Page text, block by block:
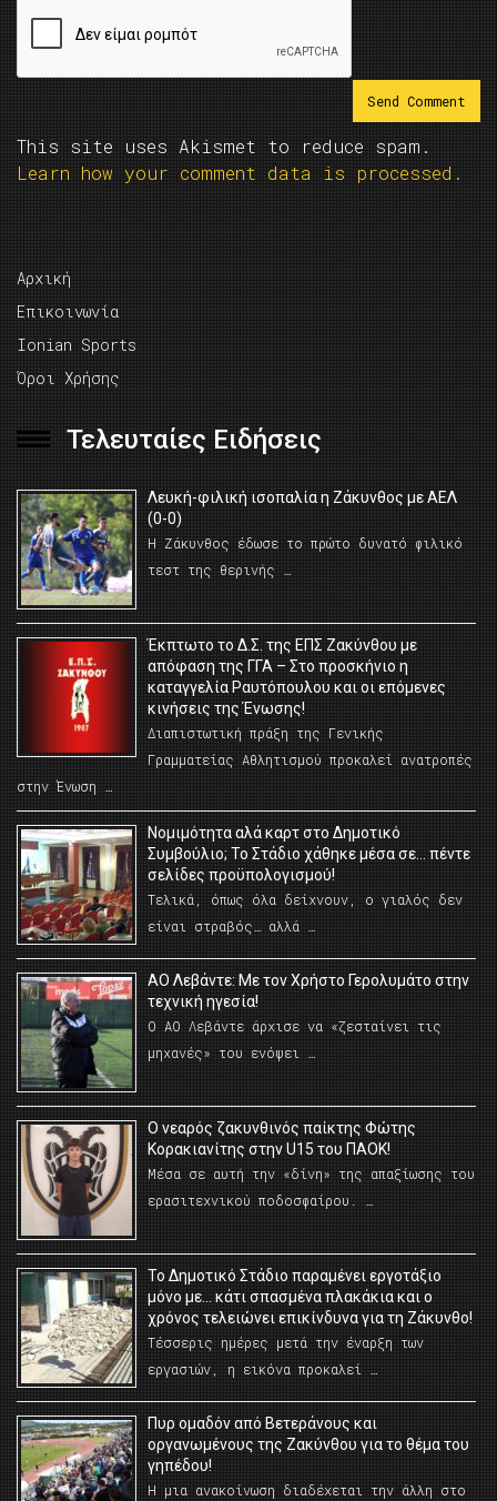
This site uses Akismet to reduce spam.
Learn how your comment data is processed.
Αρχική
Επικοινωνία
Ionian Sports
Όροι Χρήσης
Τελευταίες Ειδήσεις
Λευκή-φιλική ισοπαλία η Ζάκυνθος με ΑΕΛ
(0-0)
Η Ζάκυνθος έδωσε το πρώτο δυνατό φιλικό
τεστ της θερινής …
Έκπτωτο το Δ.Σ. της ΕΠΣ Ζακύνθου με
απόφαση της ΓΓΑ – Στο προσκήνιο η
καταγγελία Ραυτόπουλου και οι επόμενες
κινήσεις της Ένωσης!
Διαπιστωτική πράξη της Γενικής
Γραμματείας Αθλητισμού προκαλεί ανατροπές
στην Ένωση …
Νομιμότητα αλά καρτ στο Δημοτικό
Συμβούλιο; Το Στάδιο χάθηκε μέσα σε… πέντε
σελίδες προϋπολογισμού!
Τελικά, όπως όλα δείχνουν, ο γιαλός δεν
είναι στραβός… αλλά …
ΑΟ Λεβάντε: Με τον Χρήστο Γερολυμάτο στην
τεχνική ηγεσία!
Ο ΑΟ Λεβάντε άρχισε να «ζεσταίνει τις
μηχανές» του ενόψει …
O νεαρός ζακυνθινός παίκτης Φώτης
Κορακιανίτης στην U15 του ΠΑΟΚ!
Μέσα σε αυτή την «δίνη» της απαξίωσης του
ερασιτεχνικού ποδοσφαίρου. …
Το Δημοτικό Στάδιο παραμένει εργοτάξιο
μόνο με… κάτι σπασμένα πλακάκια και ο
χρόνος τελειώνει επικίνδυνα για τη Ζάκυνθο!
Τέσσερις ημέρες μετά την έναρξη των
εργασιών, η εικόνα προκαλεί …
Πυρ ομαδόν από Βετεράνους και
οργανωμένους της Ζακύνθου για το θέμα του
γηπέδου!
Η μια ανακοίνωση διαδέχεται την άλλη στο